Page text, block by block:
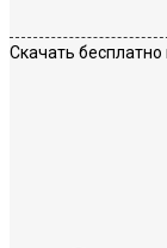
Скачать